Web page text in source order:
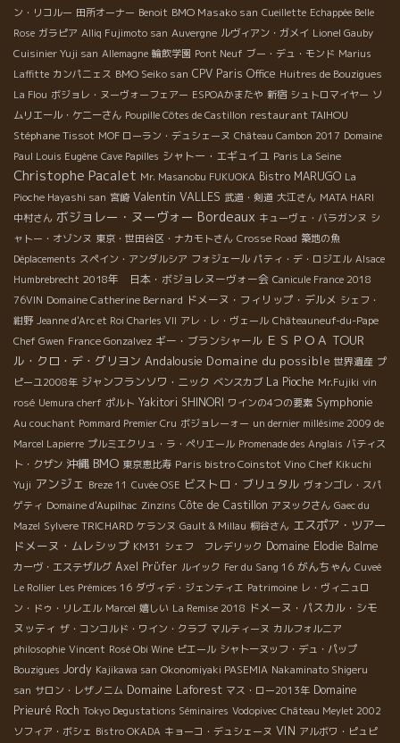
ン・リコルー 田所オーナー Benoit BMO Masako san Cueillette Echappée Belle
Rose ガラピア Alliq Fujimoto san Auvergne ルヴィアン・ガメイ Lionel Gauby
Cuisinier Yuji san Allemagne 輪飲学園 Pont Neuf ブー・デュ・モンド Marius
Laffitte カンパニェス BMO Seiko san CPV Paris Office Huitres de Bouzigues
La Flou ボジョレ・ヌーヴォーフェアー ESPOAかまたや 新宿 シュトロマイヤー ソ
ムリエール・ケニーさん Poupille Côtes de Castillon restaurant TAIHOU
Stéphane Tissot MOF ローラン・デュシェーヌ Château Cambon 2017 Domaine
Paul Louis Eugène Cave Papilles シャトー・エギュイユ Paris La Seine
Christophe Pacalet Mr. Masanobu FUKUOKA Bistro MARUGO La
Pioche Hayashi san 宮崎 Valentin VALLES 武道・剣道 大江さん MATA HARI
中村さん ボジョレー・ヌーヴォー Bordeaux キューヴェ・バラガンヌ シ
ャトー・オゾンヌ 東京・世田谷区・ナカモトさん Crosse Road 築地の魚
Déplacements スペイン・アンダルシア フォジェール パティ・デ・ロジエル Alsace
Humbrebrecht 2018年 日本・ボジョレヌーヴォー会 Canicule France 2018
76VIN Domaine Catherine Bernard ドメーヌ・フィリップ・デルメ シェフ・
紺野 Jeanne d'Arc et Roi Charles VII アレ・レ・ヴェール Châteauneuf-du-Pape
Chef Gwen France Gonzalvez ギー・ブランシャール ＥＳＰＯＡ TOUR
ル・クロ・デ・グリヨン Andalousie Domaine du possible 世界遺産 プ
ピーユ2008年 ジャンフランソワ・ニック ベンスカブ La Pioche Mr.Fujiki vin
rosé Uemura cherf ポルト Yakitori SHINORI ワインの4つの要素 Symphonie
Au couchant Pommard Premier Cru ボジョレーォー un dernier millésime 2009 de
Marcel Lapierre プルミエクリュ・ラ・ペリエール Promenade des Anglais バティス
ト・クザン 沖縄 BMO 東京恵比寿 Paris bistro Coinstot Vino Chef Kikuchi
Yuji アンジェ Breze 11 Cuvée OSE ビストロ・ブリュタル ヴォンゴレ・スパ
ゲティ Domaine d'Aupilhac Zinzins Côte de Castillon アヌックさん Gaec du
Mazel Sylvere TRICHARD ケランヌ Gault & Millau 桐谷さん エスポア・ツアー
ドメーヌ・ムレシップ KM31 シェフ フレデリック Domaine Elodie Balme
カーヴ・エステザルグ Axel Prϋfer ルイック Fer du Sang 16 がんちゃん Cuveé
Le Rollier Les Prémices 16 ダヴィデ・ジェンティエ Patrimoine レ・ヴィニュロ
ン・ドゥ・リレエル Marcel 嬉しい La Remise 2018 ドメーヌ・パスカル・シモ
ヌッティ ザ・コンコルド・ワイン・クラブ マルティーヌ カルフォルニア
philosophie Vincent Rosé Obi Wine ピエール シャトーヌッフ・デュ・パップ
Bouzigues Jordy Kajikawa san Okonomiyaki PASEMIA Nakaminato Shigeru
san サロン・レザノニム Domaine Laforest マス・ロー2013年 Domaine
Prieuré Roch Tokyo Degustations Séminaires Vodopivec Château Meylet 2002
ソフィア・ボシェ Bistro OKADA キョーコ・デュシェーヌ VIN アルボワ・ピュピ